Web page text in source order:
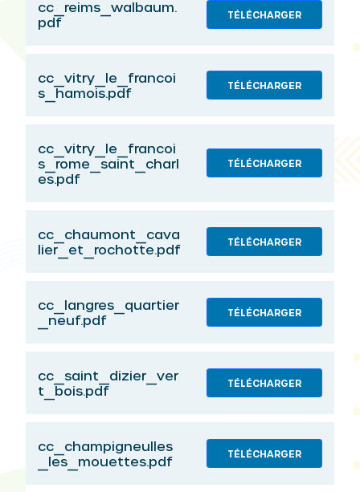
cc_reims_walbaum.
pdf
TÉLÉCHARGER
cc_vitry_le_francoi
s_hamois.pdf
TÉLÉCHARGER
cc_vitry_le_francoi
s_rome_saint_charl
es.pdf
TÉLÉCHARGER
cc_chaumont_cava
lier_et_rochotte.pdf
TÉLÉCHARGER
cc_langres_quartier
_neuf.pdf
TÉLÉCHARGER
cc_saint_dizier_ver
t_bois.pdf
TÉLÉCHARGER
cc_champigneulles
_les_mouettes.pdf
TÉLÉCHARGER